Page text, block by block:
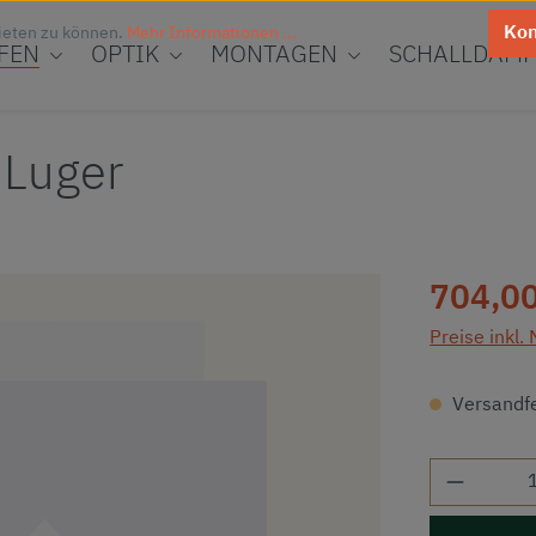
OPTIK MONTAGEN
Regulärer
Preise inkl.
zu können. Mehr Informationen ...